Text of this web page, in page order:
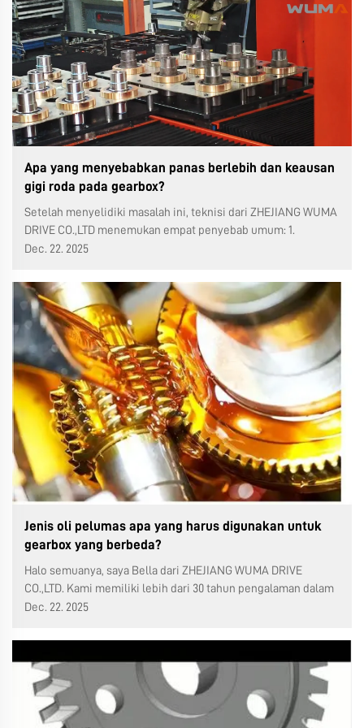
Apa yang menyebabkan panas berlebih dan keausan
gigi roda pada gearbox?
Setelah menyelidiki masalah ini, teknisi dari ZHEJIANG WUMA
DRIVE CO.,LTD menemukan empat penyebab umum: 1.
Kekasaran permukaan gigi yang buruk. Kekasaran permukaan
antara puncak gigi roda ...
Dec. 22. 2025
Jenis oli pelumas apa yang harus digunakan untuk
gearbox yang berbeda?
Halo semuanya, saya Bella dari ZHEJIANG WUMA DRIVE
CO.,LTD. Kami memiliki lebih dari 30 tahun pengalaman dalam
produksi gearbox dan 25 tahun pengalaman ekspor di bidang
pelumas pada gearbox WMRV wor...
Dec. 22. 2025